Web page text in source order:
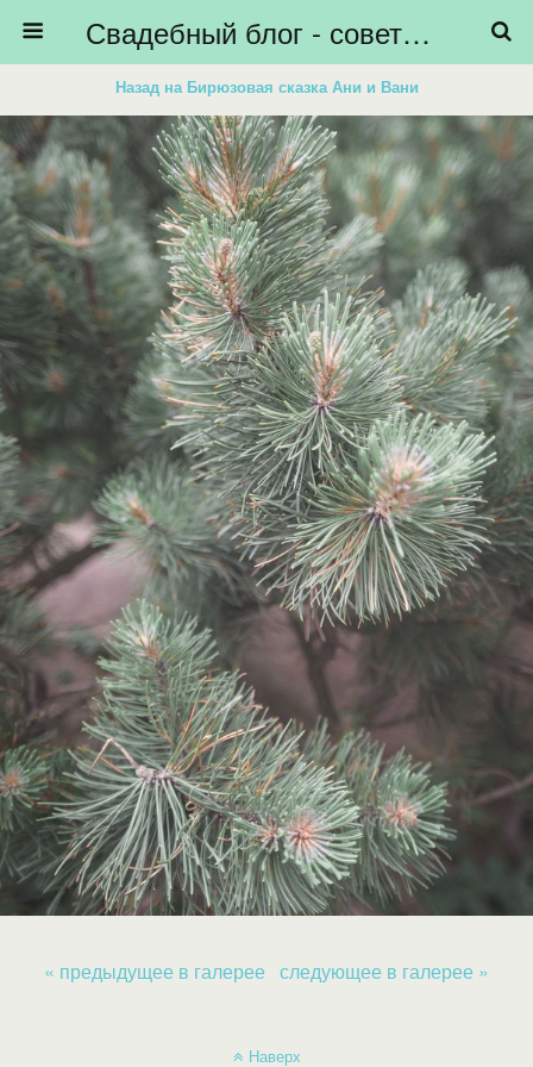
Свадебный блог - советы невестам, подготовка к свадьбе - HiBride
Назад на Бирюзовая сказка Ани и Вани
« предыдущее в галерее следующее в галерее »
Наверх